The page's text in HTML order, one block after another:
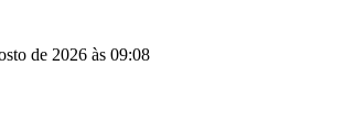
de 2026 às 09:08